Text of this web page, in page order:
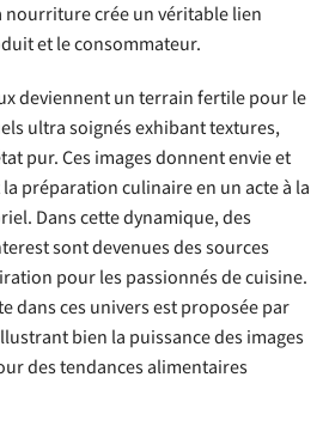
crée un véritable lien
et le consommateur.
deviennent un terrain fertile pour le
ultra soignés exhibant textures,
pur. Ces images donnent envie et
préparation culinaire en un acte à la
Dans cette dynamique, des
sont devenues des sources
pour les passionnés de cuisine.
dans ces univers est proposée par
bien la puissance des images
des tendances alimentaires